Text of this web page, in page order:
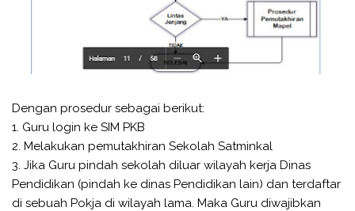
Dengan prosedur sebagai berikut:
1. Guru login ke SIM PKB
2. Melakukan pemutakhiran Sekolah Satminkal
3. Jika Guru pindah sekolah diluar wilayah kerja Dinas
Pendidikan (pindah ke dinas Pendidikan lain) dan terdaftar
di sebuah Pokja di wilayah lama. Maka Guru diwajibkan